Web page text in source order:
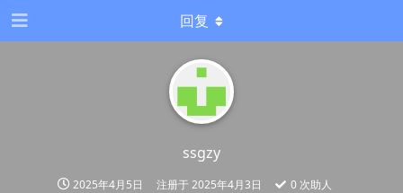
ssgzy
2025年4月5日 注册于2025年4月3日 0 次助人
回复